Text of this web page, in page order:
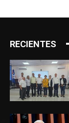
RECIENTES